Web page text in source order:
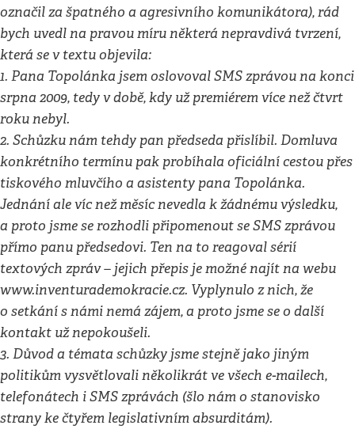
označil za špatného a agresivního komunikátora), rád
bych uvedl na pravou míru některá nepravdivá tvrzení,
která se v textu objevila:
1. Pana Topolánka jsem oslovoval SMS zprávou na konci
srpna 2009, tedy v době, kdy už premiérem více než čtvrt
roku nebyl.
2. Schůzku nám tehdy pan předseda přislíbil. Domluva
konkrétního termínu pak probíhala oficiální cestou přes
tiskového mluvčího a asistenty pana Topolánka.
Jednání ale víc než měsíc nevedla k žádnému výsledku,
a proto jsme se rozhodli připomenout se SMS zprávou
přímo panu předsedovi. Ten na to reagoval sérií
textových zpráv – jejich přepis je možné najít na webu
www.inventurademokracie.cz. Vyplynulo z nich, že
o setkání s námi nemá zájem, a proto jsme se o další
kontakt už nepokoušeli.
3. Důvod a témata schůzky jsme stejně jako jiným
politikům vysvětlovali několikrát ve všech e-mailech,
telefonátech i SMS zprávách (šlo nám o stanovisko
strany ke čtyřem legislativním absurditám).